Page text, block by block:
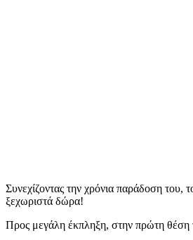
Συνεχίζοντας την χρόνια παράδοση του,
ξεχωριστά δώρα!
Προς μεγάλη έκπληξη, στην πρώτη θέση